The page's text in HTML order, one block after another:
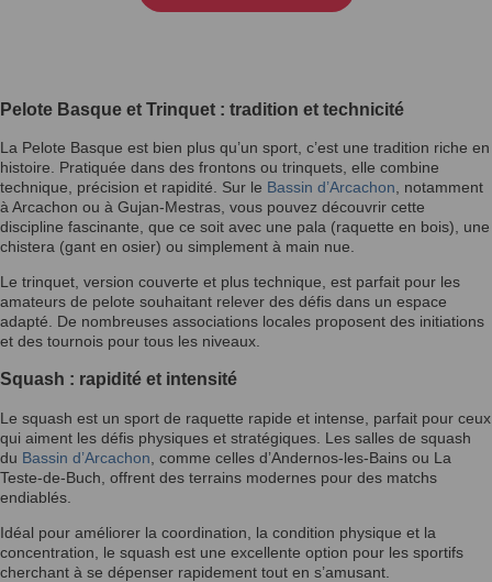
Pelote Basque et Trinquet : tradition et technicité
La Pelote Basque est bien plus qu’un sport, c’est une tradition riche en
histoire. Pratiquée dans des frontons ou trinquets, elle combine
technique, précision et rapidité. Sur le Bassin d’Arcachon , notamment
à Arcachon ou à Gujan-Mestras, vous pouvez découvrir cette
discipline fascinante, que ce soit avec une pala (raquette en bois), une
chistera (gant en osier) ou simplement à main nue.
Le trinquet, version couverte et plus technique, est parfait pour les
amateurs de pelote souhaitant relever des défis dans un espace
adapté. De nombreuses associations locales proposent des initiations
et des tournois pour tous les niveaux.
Squash : rapidité et intensité
Le squash est un sport de raquette rapide et intense, parfait pour ceux
qui aiment les défis physiques et stratégiques. Les salles de squash
du Bassin d’Arcachon , comme celles d’Andernos-les-Bains ou La
Teste-de-Buch, offrent des terrains modernes pour des matchs
endiablés.
Idéal pour améliorer la coordination, la condition physique et la
concentration, le squash est une excellente option pour les sportifs
cherchant à se dépenser rapidement tout en s’amusant.